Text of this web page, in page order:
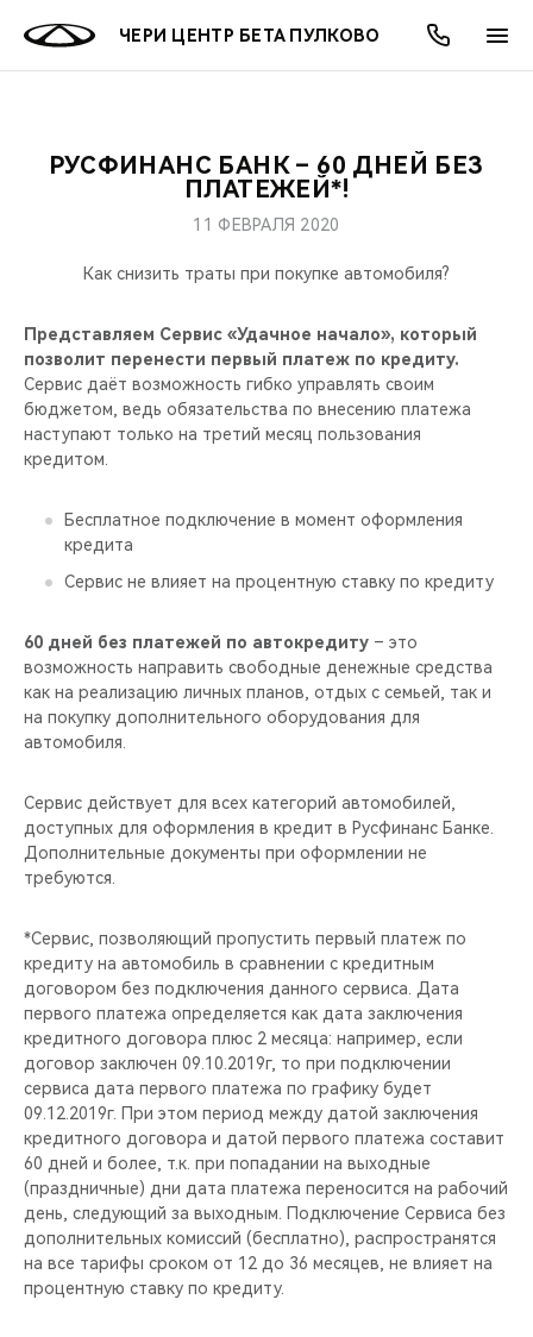
ЧЕРИ ЦЕНТР БЕТА ПУЛКОВО
МОДЕЛИ
СЕДАНЫ
НОВИНКИ
ПОКУПАТЕЛЯМ
ВЛАДЕЛЬЦАМ
ПОДДЕРЖКА
CHERY CONNECT
МИР CHERY
CHERY В СОЦСЕТЯХ
ЛЮДИ CHERY
CHERY И СПОРТ
НАШИ МЕРОПРИЯТИЯ
ВИДЕООБЗОРЫ
АКЦИИ
ОНЛАЙН СЕРВИСЫ
О КОМПАНИИ
РУСФИНАНС БАНК – 60 ДНЕЙ БЕЗ
ПЛАТЕЖЕЙ*!
11 ФЕВРАЛЯ 2020
Как снизить траты при покупке автомобиля?
Представляем Сервис «Удачное начало», который
позволит перенести первый платеж по кредиту.
Сервис даёт возможность гибко управлять своим
бюджетом, ведь обязательства по внесению платежа
наступают только на третий месяц пользования
кредитом.
Бесплатное подключение в момент оформления
кредита
Сервис не влияет на процентную ставку по кредиту
60 дней без платежей по автокредиту – это
возможность направить свободные денежные средства
как на реализацию личных планов, отдых с семьей, так и
на покупку дополнительного оборудования для
автомобиля.
Сервис действует для всех категорий автомобилей,
доступных для оформления в кредит в Русфинанс Банке.
Дополнительные документы при оформлении не
требуются.
*Сервис, позволяющий пропустить первый платеж по
кредиту на автомобиль в сравнении с кредитным
договором без подключения данного сервиса. Дата
первого платежа определяется как дата заключения
кредитного договора плюс 2 месяца: например, если
договор заключен 09.10.2019г, то при подключении
сервиса дата первого платежа по графику будет
09.12.2019г. При этом период между датой заключения
кредитного договора и датой первого платежа составит
60 дней и более, т.к. при попадании на выходные
(праздничные) дни дата платежа переносится на рабочий
день, следующий за выходным. Подключение Сервиса без
дополнительных комиссий (бесплатно), распространятся
на все тарифы сроком от 12 до 36 месяцев, не влияет на
процентную ставку по кредиту.